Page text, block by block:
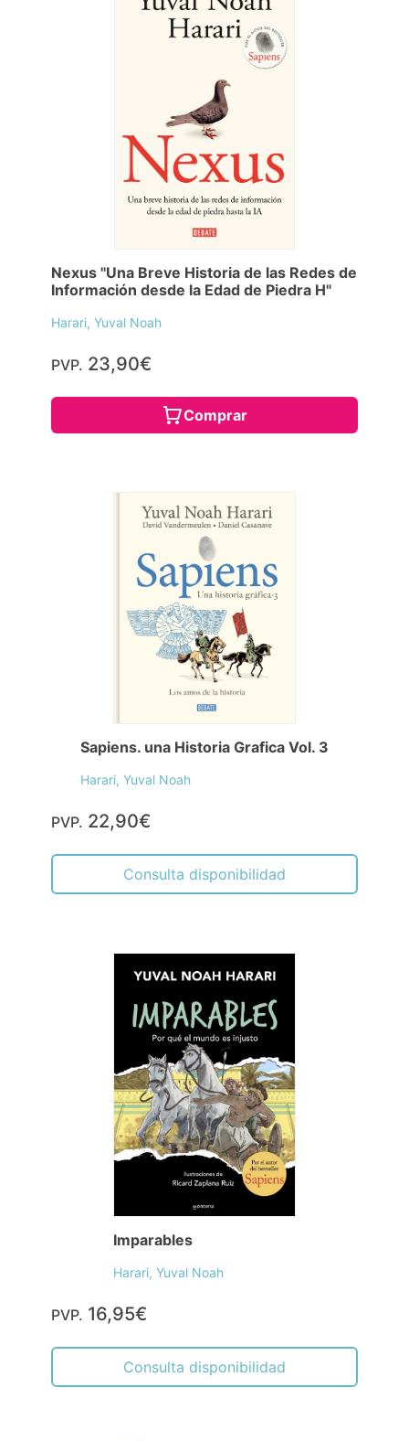
Nexus "Una Breve Historia de las Redes de
Información desde la Edad de Piedra H"
Harari, Yuval Noah
PVP. 23,90€
Comprar
Sapiens. una Historia Grafica Vol. 3
Harari, Yuval Noah
PVP. 22,90€
Consulta disponibilidad
Imparables
Harari, Yuval Noah
PVP. 16,95€
Consulta disponibilidad